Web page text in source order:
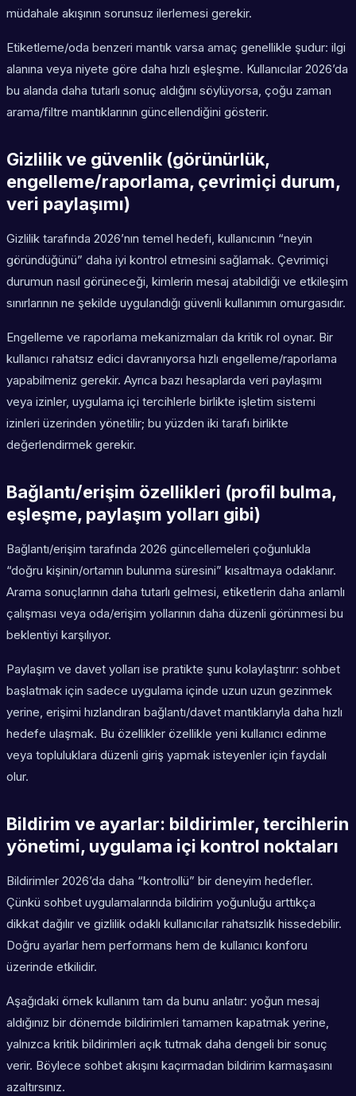
müdahale akışının sorunsuz ilerlemesi gerekir.
Etiketleme/oda benzeri mantık varsa amaç genellikle şudur: ilgi
alanına veya niyete göre daha hızlı eşleşme. Kullanıcılar 2026’da
bu alanda daha tutarlı sonuç aldığını söylüyorsa, çoğu zaman
arama/filtre mantıklarının güncellendiğini gösterir.
Gizlilik ve güvenlik (görünürlük,
engelleme/raporlama, çevrimiçi durum,
veri paylaşımı)
Gizlilik tarafında 2026’nın temel hedefi, kullanıcının “neyin
göründüğünü” daha iyi kontrol etmesini sağlamak. Çevrimiçi
durumun nasıl görüneceği, kimlerin mesaj atabildiği ve etkileşim
sınırlarının ne şekilde uygulandığı güvenli kullanımın omurgasıdır.
Engelleme ve raporlama mekanizmaları da kritik rol oynar. Bir
kullanıcı rahatsız edici davranıyorsa hızlı engelleme/raporlama
yapabilmeniz gerekir. Ayrıca bazı hesaplarda veri paylaşımı
veya izinler, uygulama içi tercihlerle birlikte işletim sistemi
izinleri üzerinden yönetilir; bu yüzden iki tarafı birlikte
değerlendirmek gerekir.
Bağlantı/erişim özellikleri (profil bulma,
eşleşme, paylaşım yolları gibi)
Bağlantı/erişim tarafında 2026 güncellemeleri çoğunlukla
“doğru kişinin/ortamın bulunma süresini” kısaltmaya odaklanır.
Arama sonuçlarının daha tutarlı gelmesi, etiketlerin daha anlamlı
çalışması veya oda/erişim yollarının daha düzenli görünmesi bu
beklentiyi karşılıyor.
Paylaşım ve davet yolları ise pratikte şunu kolaylaştırır: sohbet
başlatmak için sadece uygulama içinde uzun uzun gezinmek
yerine, erişimi hızlandıran bağlantı/davet mantıklarıyla daha hızlı
hedefe ulaşmak. Bu özellikler özellikle yeni kullanıcı edinme
veya topluluklara düzenli giriş yapmak isteyenler için faydalı
olur.
Bildirim ve ayarlar: bildirimler, tercihlerin
yönetimi, uygulama içi kontrol noktaları
Bildirimler 2026’da daha “kontrollü” bir deneyim hedefler.
Çünkü sohbet uygulamalarında bildirim yoğunluğu arttıkça
dikkat dağılır ve gizlilik odaklı kullanıcılar rahatsızlık hissedebilir.
Doğru ayarlar hem performans hem de kullanıcı konforu
üzerinde etkilidir.
Aşağıdaki örnek kullanım tam da bunu anlatır: yoğun mesaj
aldığınız bir dönemde bildirimleri tamamen kapatmak yerine,
yalnızca kritik bildirimleri açık tutmak daha dengeli bir sonuç
verir. Böylece sohbet akışını kaçırmadan bildirim karmaşasını
azaltırsınız.